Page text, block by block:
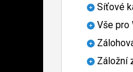
Síťové
Vše pro
Záložní